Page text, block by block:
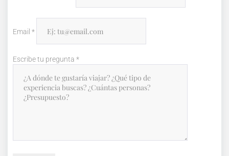
Email *
Escribe tu pregunta *